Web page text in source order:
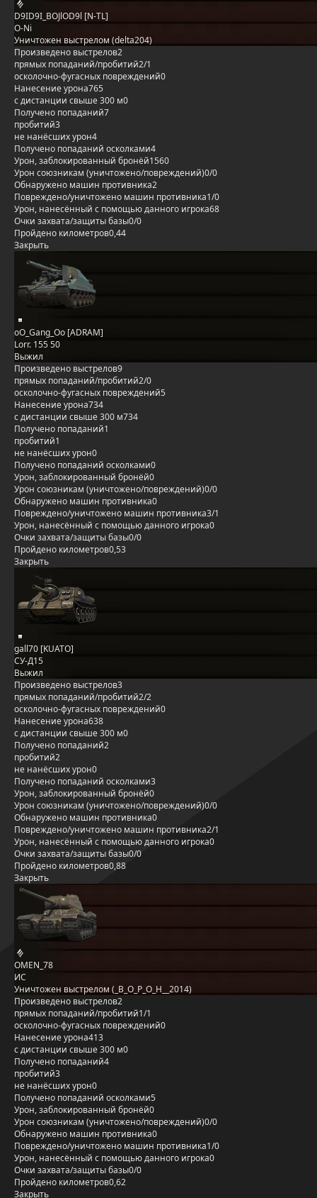
D9ID9I_BOJlOD9l [N-TL]
O-Ni
Уничтожен выстрелом (delta204)
Произведено выстрелов2
прямых попаданий/пробитий2/1
осколочно-фугасных повреждений0
Нанесение урона765
с дистанции свыше 300 м0
Получено попаданий7
пробитий3
не нанёсших урон4
Получено попаданий осколками4
Урон, заблокированный бронёй1560
Урон союзникам (уничтожено/повреждений)0/0
Обнаружено машин противника2
Повреждено/уничтожено машин противника1/0
Урон, нанесённый с помощью данного игрока68
Очки захвата/защиты базы0/0
Пройдено километров0,44
Закрыть
oO_Gang_Oo [ADRAM]
Lorr. 155 50
Выжил
Произведено выстрелов9
прямых попаданий/пробитий2/0
осколочно-фугасных повреждений5
Нанесение урона734
с дистанции свыше 300 м734
Получено попаданий1
пробитий1
не нанёсших урон0
Получено попаданий осколками0
Урон, заблокированный бронёй0
Урон союзникам (уничтожено/повреждений)0/0
Обнаружено машин противника0
Повреждено/уничтожено машин противника3/1
Урон, нанесённый с помощью данного игрока0
Очки захвата/защиты базы0/0
Пройдено километров0,53
Закрыть
gall70 [KUATO]
СУ-Д15
Выжил
Произведено выстрелов3
прямых попаданий/пробитий2/2
осколочно-фугасных повреждений0
Нанесение урона638
с дистанции свыше 300 м0
Получено попаданий2
пробитий2
не нанёсших урон0
Получено попаданий осколками3
Урон, заблокированный бронёй0
Урон союзникам (уничтожено/повреждений)0/0
Обнаружено машин противника0
Повреждено/уничтожено машин противника2/1
Урон, нанесённый с помощью данного игрока0
Очки захвата/защиты базы0/0
Пройдено километров0,88
Закрыть
OMEN_78
ИС
Уничтожен выстрелом (_B_O_P_O_H__2014)
Произведено выстрелов2
прямых попаданий/пробитий1/1
осколочно-фугасных повреждений0
Нанесение урона413
с дистанции свыше 300 м0
Получено попаданий4
пробитий3
не нанёсших урон0
Получено попаданий осколками5
Урон, заблокированный бронёй0
Урон союзникам (уничтожено/повреждений)0/0
Обнаружено машин противника0
Повреждено/уничтожено машин противника1/0
Урон, нанесённый с помощью данного игрока0
Очки захвата/защиты базы0/0
Пройдено километров0,62
Закрыть